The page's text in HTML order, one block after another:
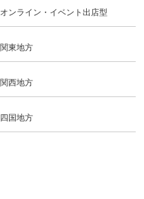
オンライン・イベント出店型
関東地方
関西地方
四国地方